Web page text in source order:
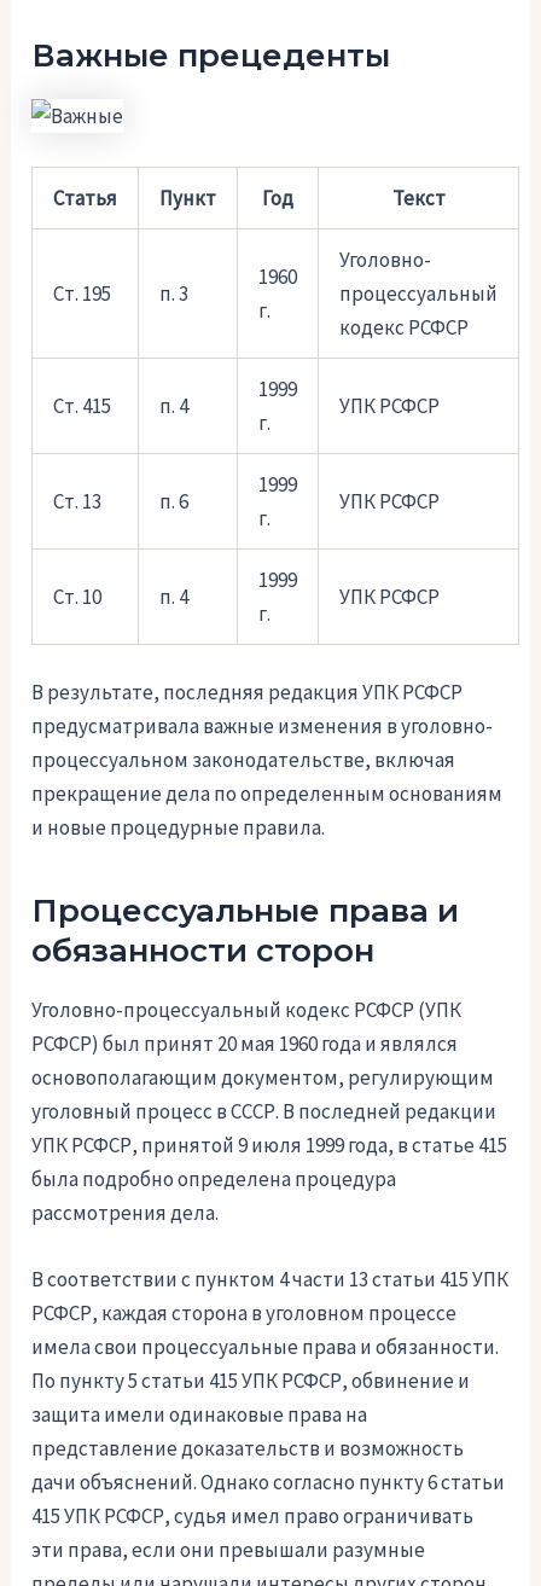
Важные прецеденты
Статья Пункт Год Текст
Ст. 195 п. 3
1960
г.
Уголовно-
процессуальный
кодекс РСФСР
Ст. 415 п. 4
1999
г.
УПК РСФСР
Ст. 13 п. 6
1999
г.
УПК РСФСР
Ст. 10 п. 4
1999
г.
УПК РСФСР
В результате, последняя редакция УПК РСФСР
предусматривала важные изменения в уголовно-
процессуальном законодательстве, включая
прекращение дела по определенным основаниям
и новые процедурные правила.
Процессуальные права и
обязанности сторон
Уголовно-процессуальный кодекс РСФСР (УПК
РСФСР) был принят 20 мая 1960 года и являлся
основополагающим документом, регулирующим
уголовный процесс в СССР. В последней редакции
УПК РСФСР, принятой 9 июля 1999 года, в статье 415
была подробно определена процедура
рассмотрения дела.
В соответствии с пунктом 4 части 13 статьи 415 УПК
РСФСР, каждая сторона в уголовном процессе
имела свои процессуальные права и обязанности.
По пункту 5 статьи 415 УПК РСФСР, обвинение и
защита имели одинаковые права на
представление доказательств и возможность
дачи объяснений. Однако согласно пункту 6 статьи
415 УПК РСФСР, судья имел право ограничивать
эти права, если они превышали разумные